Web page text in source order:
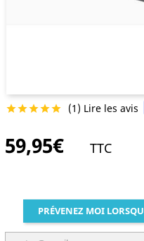
 (1) Lire les avis
59,95€ TTC
PRÉVENEZ MOI